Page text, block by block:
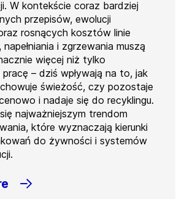
W kontekście coraz bardziej
przepisów, ewolucji
rosnących kosztów linie
i zgrzewania muszą
więcej niż tylko
– dziś wpływają na to, jak
świeżość, czy pozostaje
i nadaje się do recyklingu.
najważniejszym trendom
które wyznaczają kierunki
do żywności i systemów